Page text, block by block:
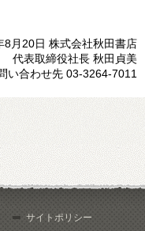
8月20日 株式会社秋田書店
代表取締役社長 秋田貞美
い合わせ先 03-3264-7011
サイトポリシー